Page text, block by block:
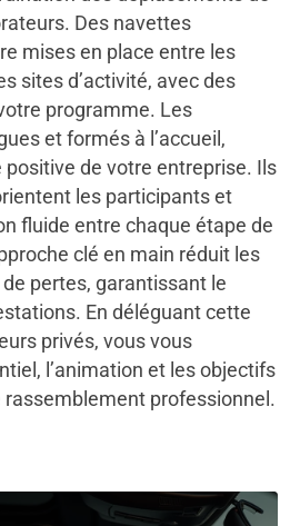
Des navettes
mises en place entre les
sites d’activité, avec des
programme. Les
et formés à l’accueil,
de votre entreprise. Ils
les participants et
fluide entre chaque étape de
clé en main réduit les
pertes, garantissant le
En déléguant cette
privés, vous vous
l’animation et les objectifs
professionnel.